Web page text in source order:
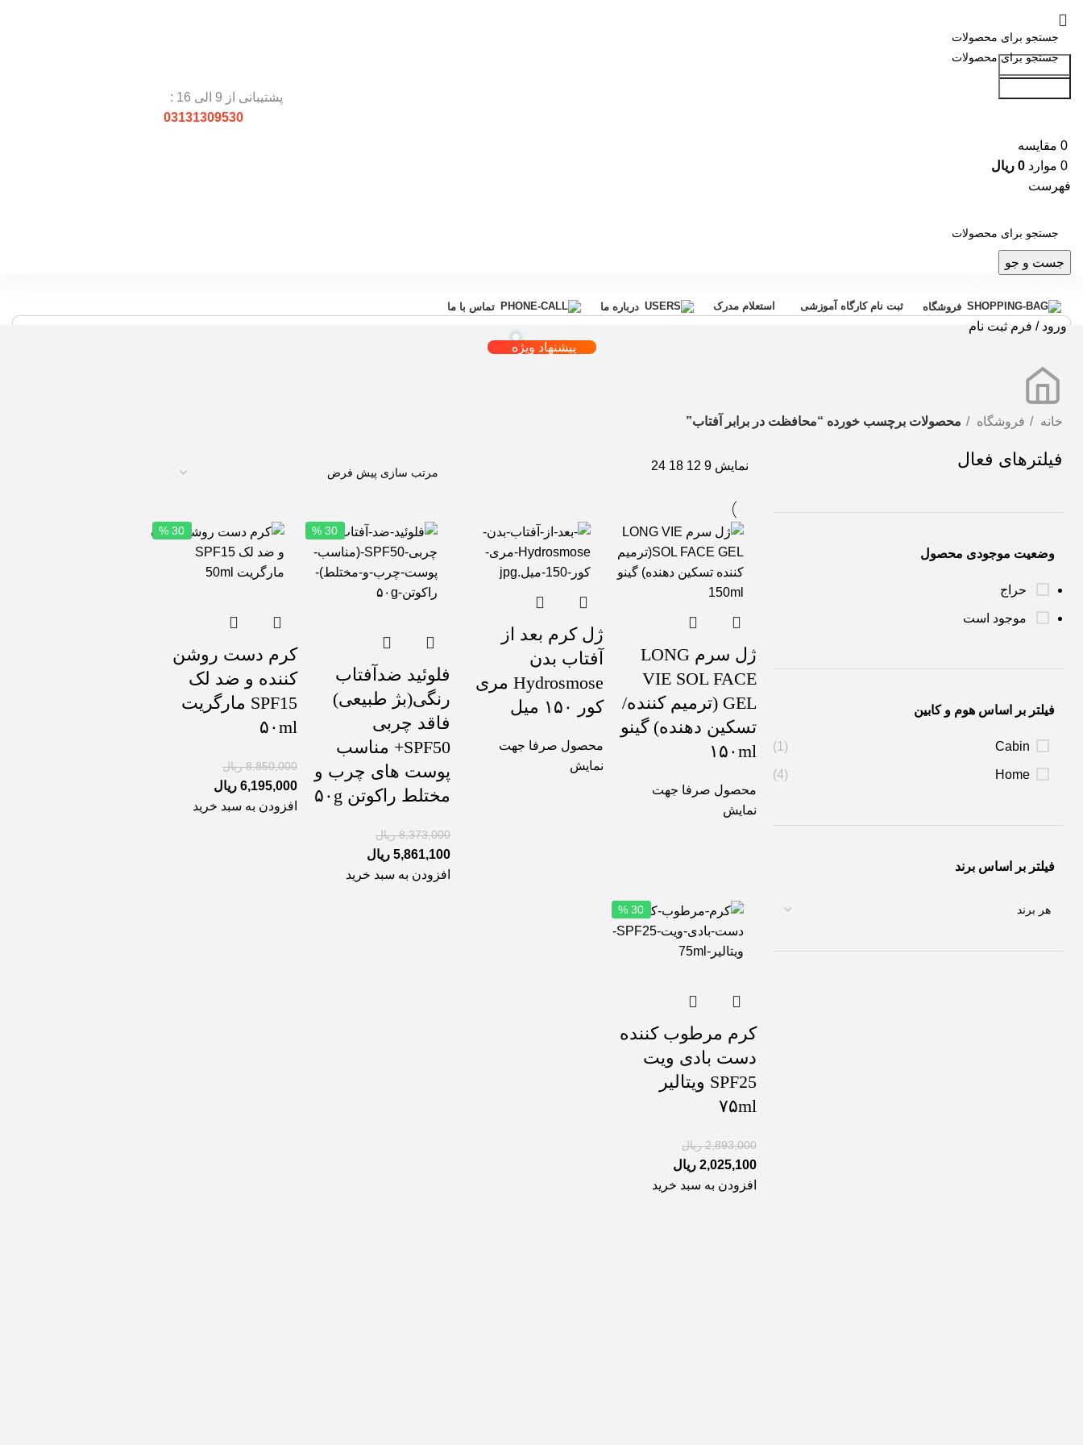
جست و جو
پشتیبانی از 9 الی 16 :
03131309530
0 مقایسه
0 موارد 0 ریال
فهرست
جست و جو
فروشگاه ثبت نام کارگاه آموزشی استعلام مدرک درباره ما تماس با ما
ورود / فرم ثبت نام
پیشنهاد ویژه
خانه فروشگاه محصولات برچسب خورده “محافظت در برابر آفتاب”
فیلترهای فعال
وضعیت موجودی محصول
حراج
موجود است
فیلتر بر اساس هوم و کابین
Cabin
(1)
Home
(4)
فیلتر بر اساس برند
نمایش 9
12
18
24
ژل سرم LONG
VIE SOL FACE
GEL (ترمیم کننده/
تسکین دهنده) گینو
۱۵۰ml
محصول صرفا جهت
نمایش
ژل کرم بعد از
آفتاب بدن
Hydrosmose مری
کور ۱۵۰ میل
محصول صرفا جهت
نمایش
30 %
فلوئید ضدآفتاب
رنگی(بژ طبیعی)
فاقد چربی
SPF50+ مناسب
پوست های چرب و
مختلط راکوتن ۵۰g
8,373,000 ریال
5,861,100 ریال
افزودن به سبد خرید
30 %
کرم دست روشن
کننده و ضد لک
SPF15 مارگریت
۵۰ml
8,850,000 ریال
6,195,000 ریال
افزودن به سبد خرید
30 %
کرم مرطوب کننده
دست بادی ویت
SPF25 ویتالیر
۷۵ml
2,893,000 ریال
2,025,100 ریال
افزودن به سبد خرید